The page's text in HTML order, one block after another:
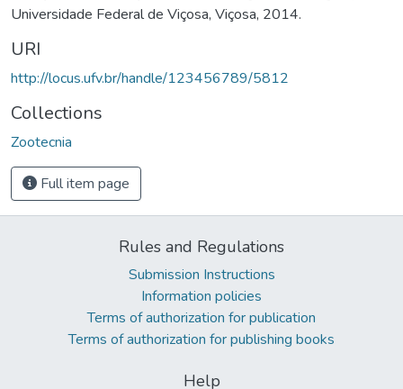
Universidade Federal de Viçosa, Viçosa, 2014.
URI
http://locus.ufv.br/handle/123456789/5812
Collections
Zootecnia
Full item page
Rules and Regulations
Submission Instructions
Information policies
Terms of authorization for publication
Terms of authorization for publishing books
Help